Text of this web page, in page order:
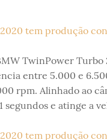
TwinPower Turbo
entre 5.000 e
rpm. Alinhado ao
segundos e atinge a